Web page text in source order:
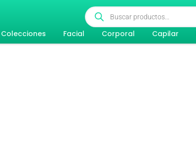
Búsqueda
de
productos
Colecciones Facial Corporal Capilar